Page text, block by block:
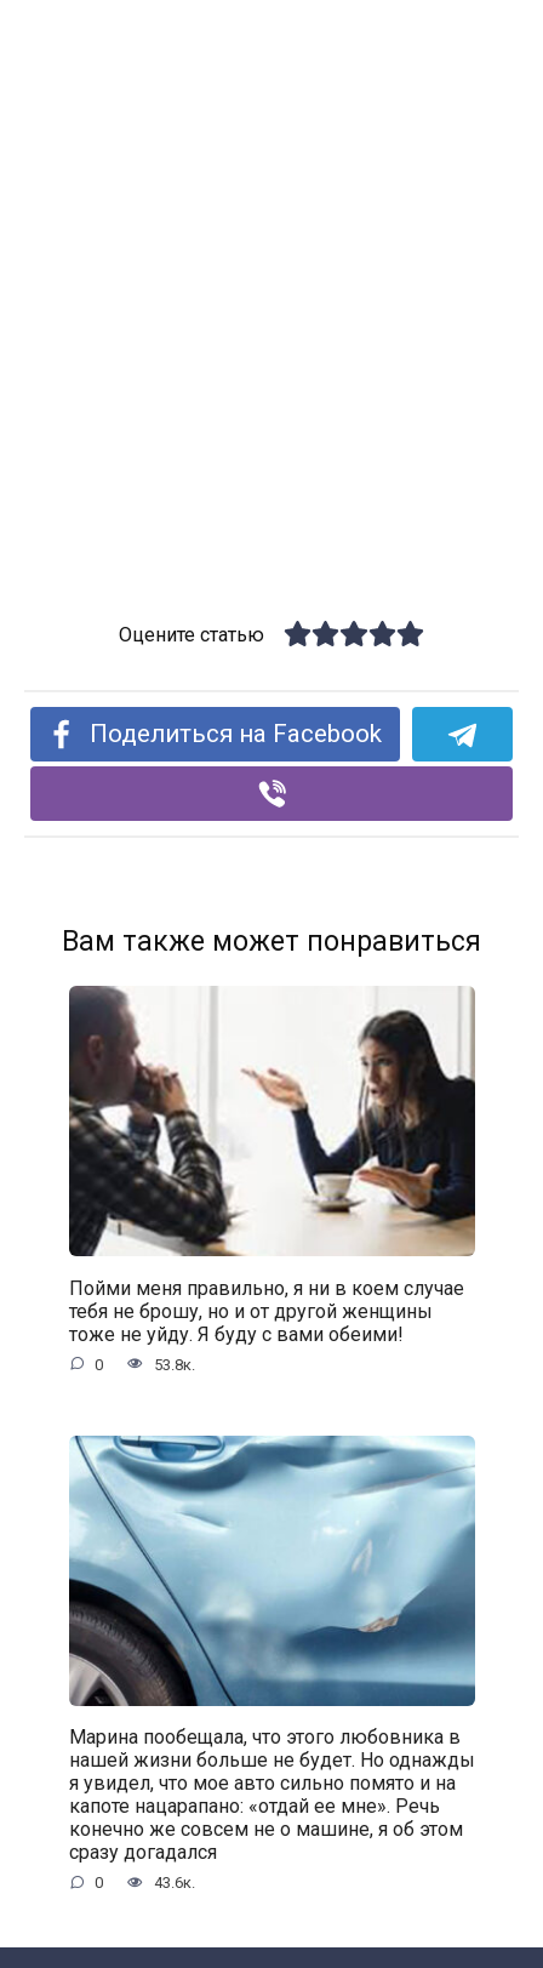
Оцените статью
Поделиться на Facebook
Вам также может понравиться
Пойми меня правильно, я ни в коем случае
тебя не брошу, но и от другой женщины
тоже не уйду. Я буду с вами обеими!
0 53.8к.
Марина пообещала, что этого любовника в
нашей жизни больше не будет. Но однажды
я увидел, что мое авто сильно помято и на
капоте нацарапано: «отдай ее мне». Речь
конечно же совсем не о машине, я об этом
сразу догадался
0 43.6к.